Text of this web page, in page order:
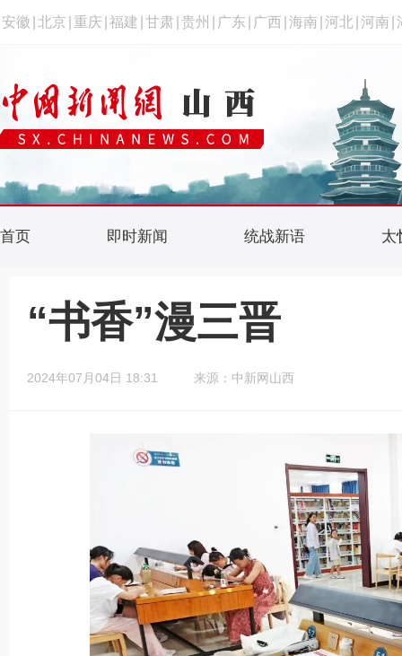
安徽 北京 重庆 福建 甘肃 贵州 广东 广西 海南 河北 河南
首页 即时新闻 统战新语 太
“书香”漫三晋
2024年07月04日 18:31 来源：中新网山西